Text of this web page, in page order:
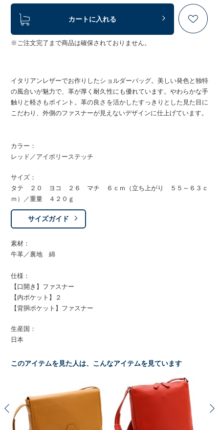
カートに入れる
※ご注文完了まで商品は確保されておりません。
イタリアンレザーでお作りしたショルダーバッグ。美しい発色と独特
の風合いが魅力で、革が厚く耐久性にも優れています。やわらかな手
触りと軽さもポイント。革の良さを活かしたすっきりとした見た目に
こだわり、外側のファスナーが見えないデザインに仕上げています。
カラー：
レッド／アイボリーステッチ
サイズ：
タテ ２０ ヨコ ２６ マチ ６ｃｍ（立ち上がり ５５～６３ｃ
ｍ）／重量 ４２０ｇ
サイズガイド
素材：
牛革／裏地 綿
仕様：
【口開き】ファスナー
【内ポケット】２
【背胴ポケット】ファスナー
生産国：
日本
このアイテムを見た人は、こんなアイテムを見ています